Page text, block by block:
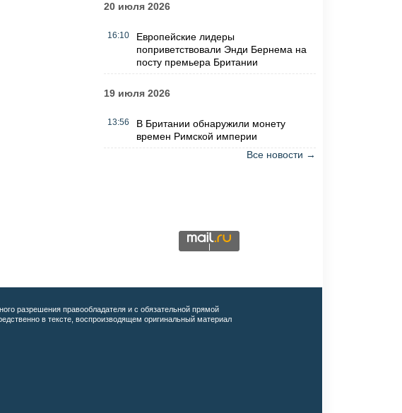
20 июля 2026
16:10
Европейские лидеры
поприветствовали Энди Бернема на
посту премьера Британии
19 июля 2026
13:56
В Британии обнаружили монету
времен Римской империи
Все новости →
разрешения правообладателя и с обязательной прямой
в тексте, воспроизводящем оригинальный материал